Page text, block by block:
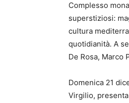
Complesso
superstiziosi:
cultura
quotidianità. A
De Rosa, Marco
Domenica 21
Virgilio,